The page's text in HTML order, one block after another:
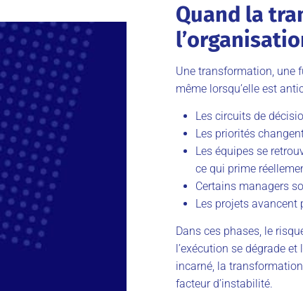
Quand la
Une transformation, une
même lorsqu’elle est
Les circuits de
Les priorités
Les équipes se
ce qui prime
Certains managers
Les projets avancent
Dans ces phases, le
l’exécution se dégrade
incarné, la
facteur d’instabilité.